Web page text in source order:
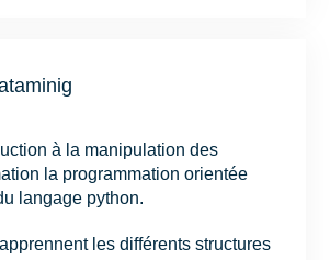
à la manipulation des
la programmation orientée
langage python.
les différents structures